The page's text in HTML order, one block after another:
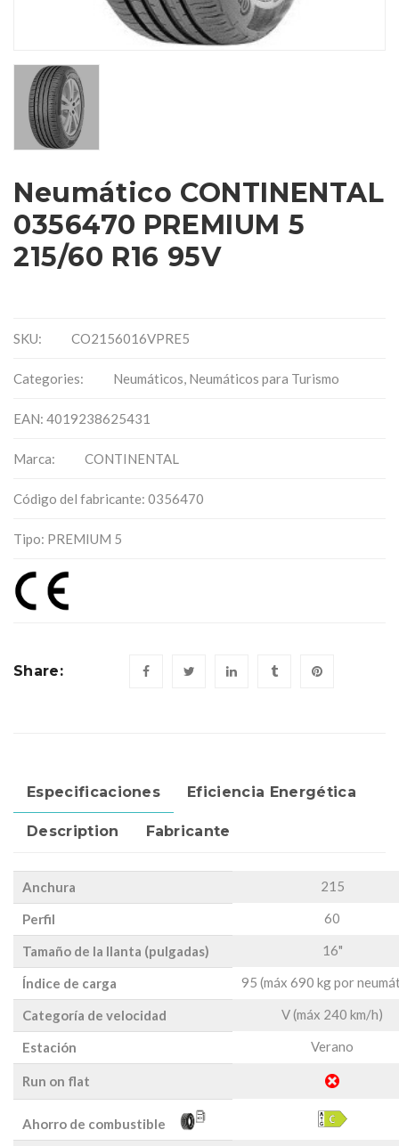
Neumático CONTINENTAL
0356470 PREMIUM 5
215/60 R16 95V
SKU: CO2156016VPRE5
Categories: Neumáticos, Neumáticos para Turismo
EAN: 4019238625431
Marca: CONTINENTAL
Código del fabricante: 0356470
Tipo: PREMIUM 5
Share:
Especificaciones Eficiencia Energética
Description Fabricante
Anchura 215
Perfil 60
Tamaño de la llanta (pulgadas) 16"
Índice de carga 95 (máx 690 kg por
Categoría de velocidad V (máx 240 km/h)
Estación Verano
Run on flat
Ahorro de combustible